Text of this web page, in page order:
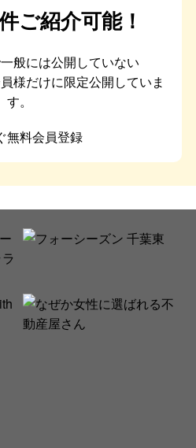
ご紹介可能！
般には公開していない
様だけに限定公開していま
す。